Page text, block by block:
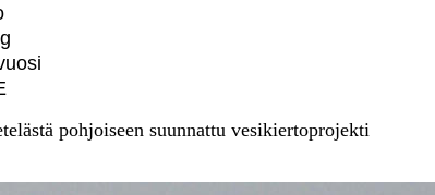
pohjoiseen suunnattu vesikiertoprojekti